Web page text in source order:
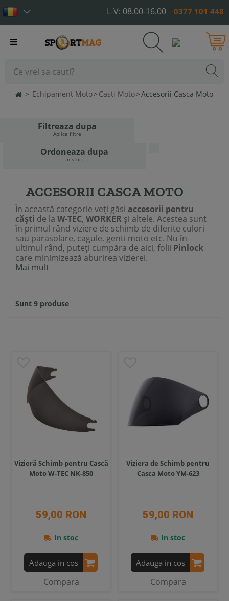
L-V: 08.00-16.00 0377 101 448
Toggle
> Echipament Moto> Casti Moto>Accesorii Casca Moto
Filtreaza dupa
Aplica filtre
Ordoneaza dupa
In stoc.
ACCESORII CASCA MOTO
În această categorie veţi găsi accesorii pentru
căşti de la W-TEC, WORKER şi altele. Acestea sunt
în primul rând viziere de schimb de diferite culori
sau parasolare, cagule, genti moto etc. Nu în
ultimul rând, puteți cumpăra de aici, folii Pinlock
care minimizează aburirea vizierei.
Mai mult
Sunt 9 produse
Vizieră Schimb pentru Cască
Moto W-TEC NK-850
59,00 RON
In stoc
Adauga in cos
Compara
Viziera de Schimb pentru
Casca Moto YM-623
59,00 RON
In stoc
Adauga in cos
Compara